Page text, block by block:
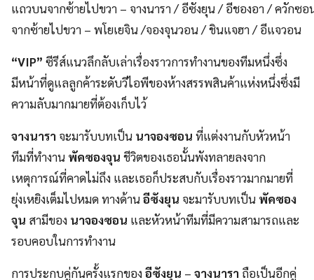
แถวบนจากซ้ายไปขวา – จางนารา / อีซังยุน / อีชองอา / ควักซอ
จากซ้ายไปขวา – พโยเยจิน /จองจุนวอน / ชินแจฮา / อีแจวอน
“VIP” ซีรีส์แนวลึกลับเล่าเรื่องราวการทำงานของทีมหนึ่งซึ่ง
มีหน้าที่ดูแลลูกค้าระดับวีไอพีของห้างสรรพสินค้าแห่งหนึ่งซึ่งมี
ความลับมากมายที่ต้องเก็บไว้
จางนารา จะมารับบทเป็น นาจองซอน ที่แต่งงานกับหัวหน้า
ทีมที่ทำงาน พัคซองจุน ชีวิตของเธอนั้นพังทลายลงจาก
เหตุการณ์ที่คาดไม่ถึง และเธอก็ประสบกับเรื่องราวมากมายที่
ยุ่งเหยิงเต็มไปหมด ทางด้านอีซังยุน จะมารับบทเป็น พัคซอง
จุน สามีของ นาจองซอน และหัวหน้าทีมที่มีความสามารถและ
รอบคอบในการทำงาน
การประกบคู่กันครั้งแรกของอีซังยุน – จางนารา ถือเป็นอีกคู่